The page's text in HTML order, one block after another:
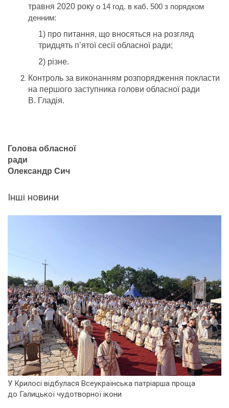
травня 2020 року о 14 год. в каб. 500 з порядком
денним:
1) про питання, що вносяться на розгляд
тридцять п’ятої сесії обласної ради;
2) різне.
Контроль за виконанням розпорядження покласти
на першого заступника голови обласної ради
В. Гладія.
Голова обласної
ради
Олександр Сич
Інші новини
У Крилосі відбулася Всеукраїнська патріарша проща
до Галицької чудотворної ікони